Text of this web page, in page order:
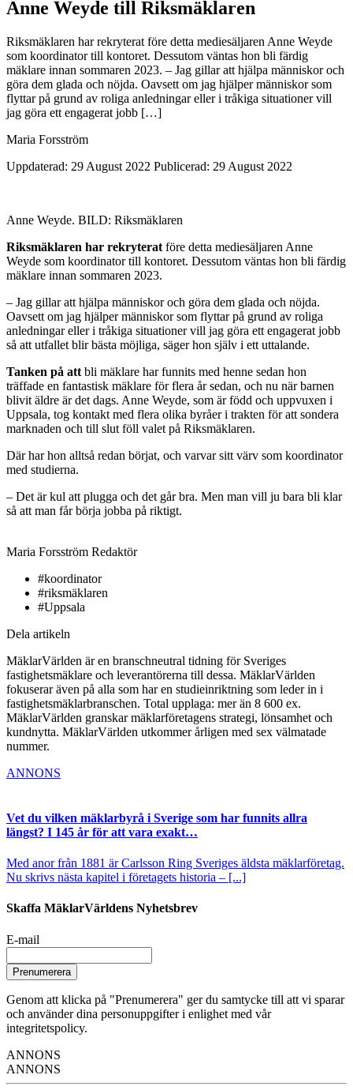
Anne Weyde till Riksmäklaren
Riksmäklaren har rekryterat före detta mediesäljaren Anne Weyde
som koordinator till kontoret. Dessutom väntas hon bli färdig
mäklare innan sommaren 2023. – Jag gillar att hjälpa människor och
göra dem glada och nöjda. Oavsett om jag hjälper människor som
flyttar på grund av roliga anledningar eller i tråkiga situationer vill
jag göra ett engagerat jobb […]
Maria Forsström
Uppdaterad: 29 August 2022 Publicerad: 29 August 2022
Anne Weyde. BILD: Riksmäklaren
Riksmäklaren har rekryterat före detta mediesäljaren Anne
Weyde som koordinator till kontoret. Dessutom väntas hon bli färdig
mäklare innan sommaren 2023.
– Jag gillar att hjälpa människor och göra dem glada och nöjda.
Oavsett om jag hjälper människor som flyttar på grund av roliga
anledningar eller i tråkiga situationer vill jag göra ett engagerat jobb
så att utfallet blir bästa möjliga, säger hon själv i ett uttalande.
Tanken på att bli mäklare har funnits med henne sedan hon
träffade en fantastisk mäklare för flera år sedan, och nu när barnen
blivit äldre är det dags. Anne Weyde, som är född och uppvuxen i
Uppsala, tog kontakt med flera olika byråer i trakten för att sondera
marknaden och till slut föll valet på Riksmäklaren.
Där har hon alltså redan börjat, och varvar sitt värv som koordinator
med studierna.
– Det är kul att plugga och det går bra. Men man vill ju bara bli klar
så att man får börja jobba på riktigt.
Maria Forsström Redaktör
#koordinator
#riksmäklaren
#Uppsala
Dela artikeln
MäklarVärlden är en branschneutral tidning för Sveriges
fastighetsmäklare och leverantörerna till dessa. MäklarVärlden
fokuserar även på alla som har en studieinriktning som leder in i
fastighetsmäklarbranschen. Total upplaga: mer än 8 600 ex.
MäklarVärlden granskar mäklarföretagens strategi, lönsamhet och
kundnytta. MäklarVärlden utkommer årligen med sex välmatade
nummer.
ANNONS
Vet du vilken mäklarbyrå i Sverige som har funnits allra
längst? I 145 år för att vara exakt…
Med anor från 1881 är Carlsson Ring Sveriges äldsta mäklarföretag.
Nu skrivs nästa kapitel i företagets historia – [...]
Skaffa MäklarVärldens Nyhetsbrev
E-mail
Prenumerera
Genom att klicka på "Prenumerera" ger du samtycke till att vi sparar
och använder dina personuppgifter i enlighet med vår
integritetspolicy.
ANNONS
ANNONS